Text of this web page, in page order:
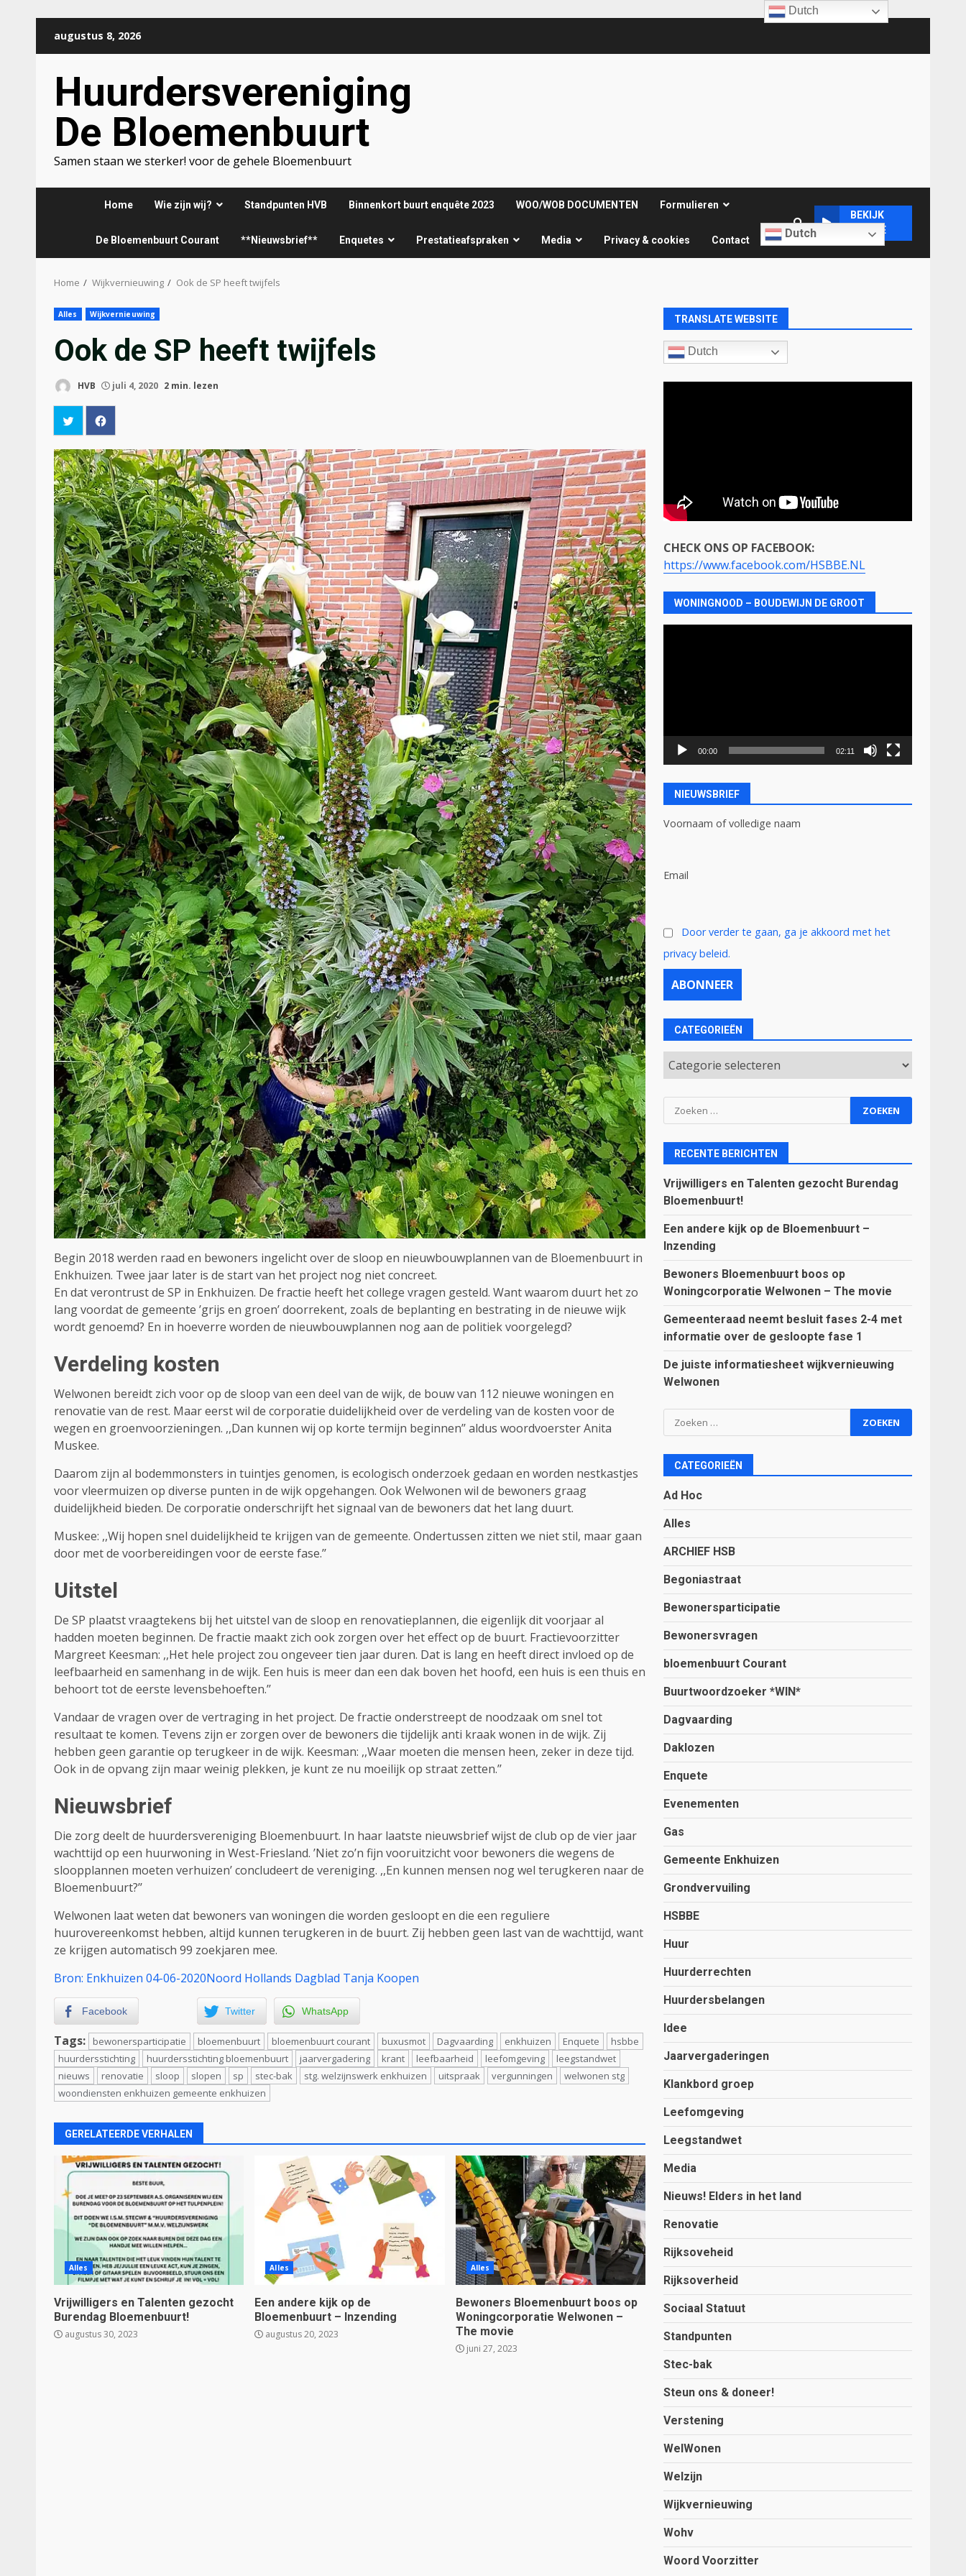
naar
inhoud
augustus 8, 2026
Huurdersvereniging
De Bloemenbuurt
Samen staan we sterker! voor de gehele Bloemenbuurt
Home Wie zijn wij? Standpunten HVB Binnenkort buurt enquête 2023 WOO/WOB DOCUMENTEN Formulieren
De Bloemenbuurt Courant **Nieuwsbrief** Enquetes Prestatieafspraken Media Privacy & cookies Contact Dutch
BEKIJK
ONLINE
Home Wijkvernieuwing Ook de SP heeft twijfels
Alles Wijkvernieuwing
Ook de SP heeft twijfels
HVB juli 4, 2020 2 min. lezen
Begin 2018 werden raad en bewoners ingelicht over de sloop en nieuwbouwplannen van de Bloemenbuurt in
Enkhuizen. Twee jaar later is de start van het project nog niet concreet.
En dat verontrust de SP in Enkhuizen. De fractie heeft het college vragen gesteld. Want waarom duurt het zo
lang voordat de gemeente ’grijs en groen’ doorrekent, zoals de beplanting en bestrating in de nieuwe wijk
wordt genoemd? En in hoeverre worden de nieuwbouwplannen nog aan de politiek voorgelegd?
Verdeling kosten
Welwonen bereidt zich voor op de sloop van een deel van de wijk, de bouw van 112 nieuwe woningen en
renovatie van de rest. Maar eerst wil de corporatie duidelijkheid over de verdeling van de kosten voor de
wegen en groenvoorzieningen. ,,Dan kunnen wij op korte termijn beginnen’’ aldus woordvoerster Anita
Muskee.
Daarom zijn al bodemmonsters in tuintjes genomen, is ecologisch onderzoek gedaan en worden nestkastjes
voor vleermuizen op diverse punten in de wijk opgehangen. Ook Welwonen wil de bewoners graag
duidelijkheid bieden. De corporatie onderschrijft het signaal van de bewoners dat het lang duurt.
Muskee: ,,Wij hopen snel duidelijkheid te krijgen van de gemeente. Ondertussen zitten we niet stil, maar gaan
door met de voorbereidingen voor de eerste fase.’’
Uitstel
De SP plaatst vraagtekens bij het uitstel van de sloop en renovatieplannen, die eigenlijk dit voorjaar al
hadden moeten beginnen. De fractie maakt zich ook zorgen over het effect op de buurt. Fractievoorzitter
Margreet Keesman: ,,Het hele project zou ongeveer tien jaar duren. Dat is lang en heeft direct invloed op de
leefbaarheid en samenhang in de wijk. Een huis is meer dan een dak boven het hoofd, een huis is een thuis en
behoort tot de eerste levensbehoeften.’’
Vandaar de vragen over de vertraging in het project. De fractie onderstreept de noodzaak om snel tot
resultaat te komen. Tevens zijn er zorgen over de bewoners die tijdelijk anti kraak wonen in de wijk. Zij
hebben geen garantie op terugkeer in de wijk. Keesman: ,,Waar moeten die mensen heen, zeker in deze tijd.
Ook in de opvang zijn maar weinig plekken, je kunt ze nu moeilijk op straat zetten.’’
Nieuwsbrief
Die zorg deelt de huurdersvereniging Bloemenbuurt. In haar laatste nieuwsbrief wijst de club op de vier jaar
wachttijd op een huurwoning in West-Friesland. ’Niet zo’n fijn vooruitzicht voor bewoners die wegens de
sloopplannen moeten verhuizen’ concludeert de vereniging. ,,En kunnen mensen nog wel terugkeren naar de
Bloemenbuurt?’’
Welwonen laat weten dat bewoners van woningen die worden gesloopt en die een reguliere
huurovereenkomst hebben, altijd kunnen terugkeren in de buurt. Zij hebben geen last van de wachttijd, want
ze krijgen automatisch 99 zoekjaren mee.
Bron: Enkhuizen 04-06-2020Noord Hollands Dagblad Tanja Koopen
Facebook Twitter WhatsApp
Tags: bewonersparticipatie bloemenbuurt bloemenbuurt courant buxusmot Dagvaarding enkhuizen Enquete
hsbbe
huurdersstichting
huurdersstichting bloemenbuurt jaarvergadering krant leefbaarheid leefomgeving
leegstandwet
nieuws
renovatie sloop slopen sp stec-bak stg. welzijnswerk enkhuizen uitspraak vergunningen
welwonen stg
woondiensten enkhuizen gemeente enkhuizen
GERELATEERDE VERHALEN
Alles
Vrijwilligers en Talenten gezocht
Burendag Bloemenbuurt!
augustus 30, 2023
Alles
Een andere kijk op de
Bloemenbuurt – Inzending
augustus 20, 2023
Alles
Bewoners Bloemenbuurt boos op
Woningcorporatie Welwonen –
The movie
juni 27, 2023
TRANSLATE WEBSITE
Dutch
CHECK ONS OP FACEBOOK:
https://www.facebook.com/HSBBE.NL
WONINGNOOD – BOUDEWIJN DE GROOT
00:00 02:11
NIEUWSBRIEF
Voornaam of volledige naam
Email
Door verder te gaan, ga je akkoord met het
privacy beleid.
CATEGORIEËN
Categorieën
Zoeken
naar:
RECENTE BERICHTEN
Vrijwilligers en Talenten gezocht Burendag
Bloemenbuurt!
Een andere kijk op de Bloemenbuurt –
Inzending
Bewoners Bloemenbuurt boos op
Woningcorporatie Welwonen – The movie
Gemeenteraad neemt besluit fases 2-4 met
informatie over de gesloopte fase 1
De juiste informatiesheet wijkvernieuwing
Welwonen
Zoeken
naar:
CATEGORIEËN
Ad Hoc
Alles
ARCHIEF HSB
Begoniastraat
Bewonersparticipatie
Bewonersvragen
bloemenbuurt Courant
Buurtwoordzoeker *WIN*
Dagvaarding
Daklozen
Enquete
Evenementen
Gas
Gemeente Enkhuizen
Grondvervuiling
HSBBE
Huur
Huurderrechten
Huurdersbelangen
Idee
Jaarvergaderingen
Klankbord groep
Leefomgeving
Leegstandwet
Media
Nieuws! Elders in het land
Renovatie
Rijksoveheid
Rijksoverheid
Sociaal Statuut
Standpunten
Stec-bak
Steun ons & doneer!
Verstening
WelWonen
Welzijn
Wijkvernieuwing
Wohv
Woord Voorzitter
Dutch